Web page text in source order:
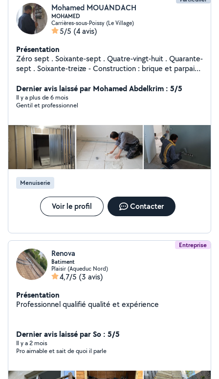
Mohamed MOUANDACH
MOHAMED
Carrières-sous-Poissy (Le Village)
5/5 (4 avis)
Présentation
Zéro sept . Soixante-sept . Quatre-vingt-huit . Quarante-
sept . Soixante-treize - Construction : brique et parpaing
et faïence ... , pose sur chape ou ragréage , sol et mur -
placo plâtre , cloison doublage faut plafond
décoration... enduit bande joint , bande armée map... -
mate , satiné , laqué brillante , décoration marbré , stuk
tadellakt ...pose papiers peint intissé , vinyle... - pose
:parquet flottant , massif , tapis , moquettes lino ... Pose
de cuisine, meuble four... DEVIS GRATUIT
Dernier avis laissé par Mohamed Abdelkrim : 5/5
Il y a plus de 6 mois
Gentil et professionnel
Menuiserie
Voir le profil Contacter
Entreprise
Renova
Batiment
Plaisir (Aqueduc Nord)
4,7/5 (3 avis)
Présentation
Professionnel qualifié qualité et expérience
Dernier avis laissé par So : 5/5
Il y a 2 mois
Pro aimable et sait de quoi il parle